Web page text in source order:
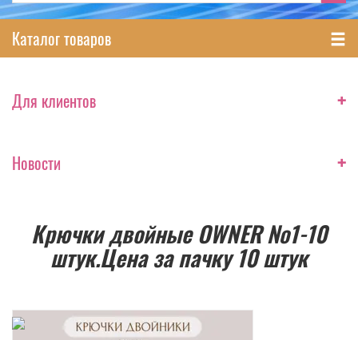
Каталог товаров
Для клиентов +
Новости +
Крючки двойные OWNER №1-10
штук.Цена за пачку 10 штук